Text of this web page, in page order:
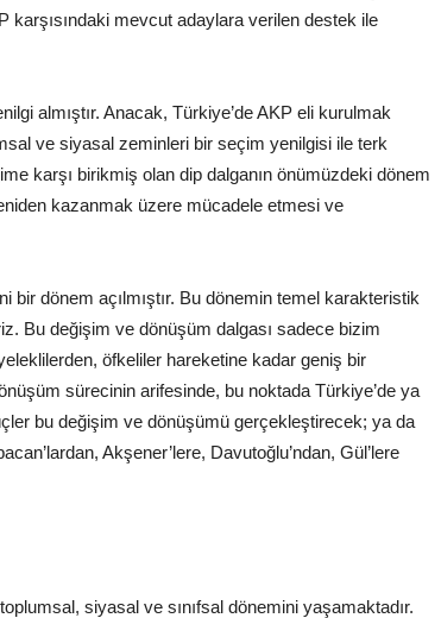
karşısındaki mevcut adaylara verilen destek ile
almıştır. Anacak, Türkiye’de AKP eli kurulmak
ve siyasal zeminleri bir seçim yenilgisi ile terk
karşı birikmiş olan dip dalganın önümüzdeki dönem
kazanmak üzere mücadele etmesi ve
dönem açılmıştır. Bu dönemin temel karakteristik
Bu değişim ve dönüşüm dalgası sadece bizim
öfkeliler hareketine kadar geniş bir
sürecinin arifesinde, bu noktada Türkiye’de ya
bu değişim ve dönüşümü gerçekleştirecek; ya da
Akşener’lere, Davutoğlu’ndan, Gül’lere
siyasal ve sınıfsal dönemini yaşamaktadır.